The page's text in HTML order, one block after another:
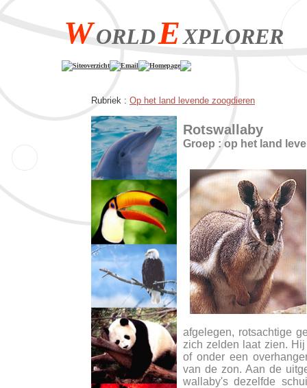
WORLDEXPLORER
Siteoverzicht Email Homepage
Rubriek : Op het land levende zoogdieren
Rotswallaby
Groep : op het land
afgelegen, rotsachtige
zich zelden laat zien.
of onder een
van de zon. Aan de
wallaby's dezelfde